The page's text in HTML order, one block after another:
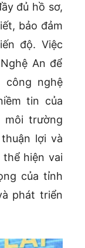
đủ hồ sơ,
bảo đảm
độ. Việc
An để
công nghệ
tin của
môi trường
lợi và
hiện vai
của tỉnh
phát triển